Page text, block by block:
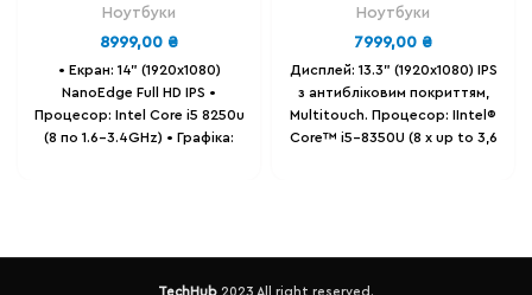
Ноутбуки
8999,00 ₴
• Екран: 14" (1920x1080)
NanoEdge Full HD IPS •
Процесор: Intel Core i5 8250u
(8 по 1.6-3.4GHz) • Графіка:
Ноутбуки
7999,00 ₴
Дисплей: 13.3" (1920х1080) IPS
з антибліковим покриттям,
Multitouch. Процесор: IIntel®
Core™ i5-8350U (8 х up to 3,6